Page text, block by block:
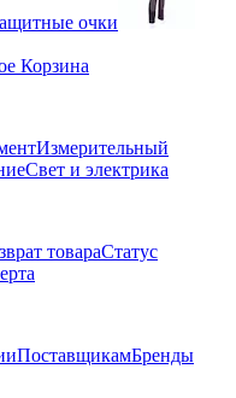
очки
Корзина
Измерительный
Свет и электрика
товараСтатус
ПоставщикамБренды